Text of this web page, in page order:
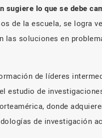
lo que se debe
de la escuela, se logra
las soluciones en
de líderes
estudio de
donde
de investigación